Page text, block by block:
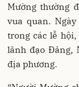
Mường thường
vua quan.
trong các lễ
lãnh đạo Đảng,
địa phương.